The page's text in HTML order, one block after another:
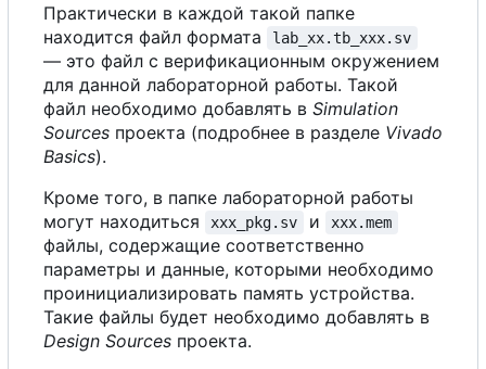
Практически в каждой такой папке
находится файл формата
lab_xx.tb_xxx.sv
— это файл с верификационным окружением
для данной лабораторной работы. Такой
файл необходимо добавлять в Simulation
Sources проекта (подробнее в разделе Vivado
Basics).
Кроме того, в папке лабораторной работы
могут находиться
xxx_pkg.sv и xxx.mem
файлы, содержащие соответственно
параметры и данные, которыми необходимо
проинициализировать память устройства.
Такие файлы будет необходимо добавлять в
Design Sources проекта.